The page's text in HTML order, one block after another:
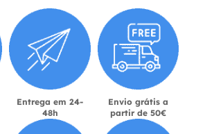
Entrega em 24-
48h
Envio grátis a
partir de 50€